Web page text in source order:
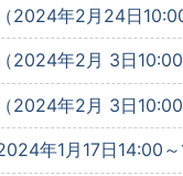
2024年2月24日
2024年2月 3日10:00
2024年2月 3日
年1月17日14:00～